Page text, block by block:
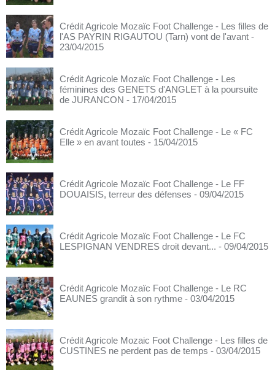
Crédit Agricole Mozaïc Foot Challenge - Les filles de
l'AS PAYRIN RIGAUTOU (Tarn) vont de l'avant -
23/04/2015
Crédit Agricole Mozaïc Foot Challenge - Les
féminines des GENETS d'ANGLET à la poursuite
de JURANCON - 17/04/2015
Crédit Agricole Mozaïc Foot Challenge - Le « FC
Elle » en avant toutes - 15/04/2015
Crédit Agricole Mozaïc Foot Challenge - Le FF
DOUAISIS, terreur des défenses - 09/04/2015
Crédit Agricole Mozaïc Foot Challenge - Le FC
LESPIGNAN VENDRES droit devant... - 09/04/2015
Crédit Agricole Mozaïc Foot Challenge - Le RC
EAUNES grandit à son rythme - 03/04/2015
Crédit Agricole Mozaic Foot Challenge - Les filles de
CUSTINES ne perdent pas de temps - 03/04/2015